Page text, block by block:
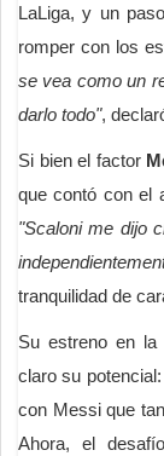
LaLiga, y un
romper con los
se vea como un
darlo todo",
Si bien el factor
que contó con el
"Scaloni me dijo
tranquilidad de
Su estreno en la
claro su
con Messi que
Ahora, el